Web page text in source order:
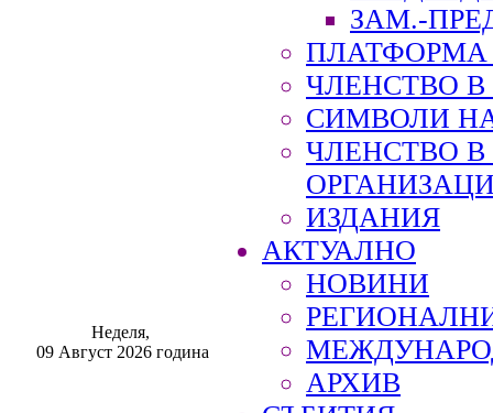
Неделя,
09 Август 2026 година
ЗАМ.-
ПЛАТФОРМА
ЧЛЕНСТВО В
СИМВОЛИ
ЧЛЕНСТВО
ИЗДАНИЯ
АКТУАЛНО
НОВИНИ
АРХИВ